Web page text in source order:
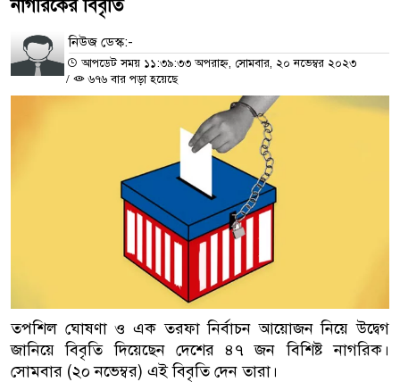
নাগরিকের বিবৃতি
নিউজ ডেস্ক:-
আপডেট সময় ১১:৩৯:৩৩ অপরাহ্ন, সোমবার, ২০ নভেম্বর ২০২৩
/
৬৭৬ বার পড়া হয়েছে
তপশিল ঘোষণা ও এক তরফা নির্বাচন আয়োজন নিয়ে উদ্বেগ
জানিয়ে বিবৃতি দিয়েছেন দেশের ৪৭ জন বিশিষ্ট নাগরিক।
সোমবার (২০ নভেম্বর) এই বিবৃতি দেন তারা।